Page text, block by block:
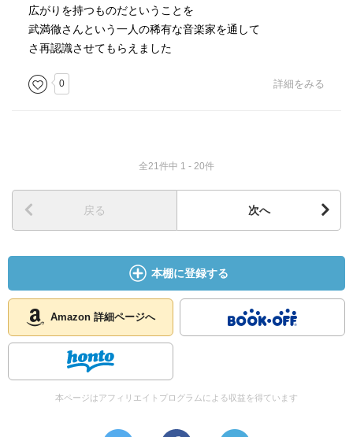
広がりを持つものだということを
武満徹さんという一人の稀有な音楽家を通して
さ再認識させてもらえました
0 詳細をみる
全21件中 1 - 20件
戻る 次へ
本棚に登録する
Amazon 詳細ページへ
本ページはアフィリエイトプログラムによる収益を得ています